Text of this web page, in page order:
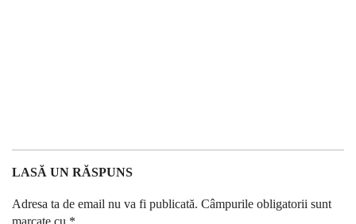
LASĂ UN RĂSPUNS
Adresa ta de email nu va fi publicată. Câmpurile obligatorii sunt
marcate cu *